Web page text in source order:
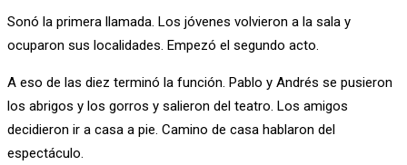
Sonó la primera llamada. Los jóvenes volvieron a la sala y
ocuparon sus localidades. Empezó el segundo acto.
A eso de las diez terminó la función. Pablo y Andrés se pusieron
los abrigos y los gorros y salieron del teatro. Los amigos
decidieron ir a casa a pie. Camino de casa hablaron del
espectáculo.